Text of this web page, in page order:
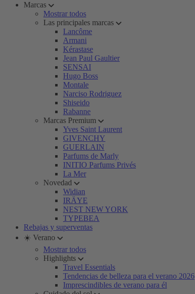
Marcas
Mostrar todos
Las principales marcas
Lancôme
Armani
Kérastase
Jean Paul Gaultier
SENSAI
Hugo Boss
Montale
Narciso Rodriguez
Shiseido
Rabanne
Marcas Premium
Yves Saint Laurent
GIVENCHY
GUERLAIN
Parfums de Marly
INITIO Parfums Privés
La Mer
Novedad
Widian
IRÄYE
NEST NEW YORK
TYPEBEA
Rebajas y superventas
☀️ Verano
Mostrar todos
Highlights
Travel Essentials
Tendencias de belleza para el verano 2026
Imprescindibles de verano para él